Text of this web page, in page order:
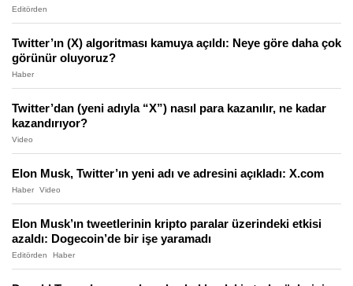
Editörden
Twitter’ın (X) algoritması kamuya açıldı: Neye göre daha çok
görünür oluyoruz?
Haber
Twitter’dan (yeni adıyla “X”) nasıl para kazanılır, ne kadar
kazandırıyor?
Video
Elon Musk, Twitter’ın yeni adı ve adresini açıkladı: X.com
Haber Video
Elon Musk’ın tweetlerinin kripto paralar üzerindeki etkisi
azaldı: Dogecoin’de bir işe yaramadı
Editörden Haber